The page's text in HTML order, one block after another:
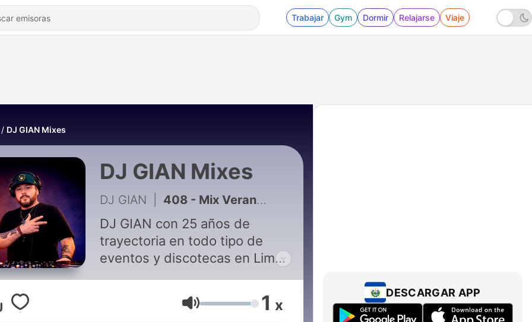
Trabajar Gym Dormir Relajarse Viaje
DJ GIAN Mixes
DJ GIAN Mixes
DJ GIAN 408 - Mix Verano 2026
DJ GIAN con 25 años de
trayectoria en todo tipo de
eventos y discotecas en Lima
http://www.djgian.com
Volumen 1 x
DESCARGAR APP